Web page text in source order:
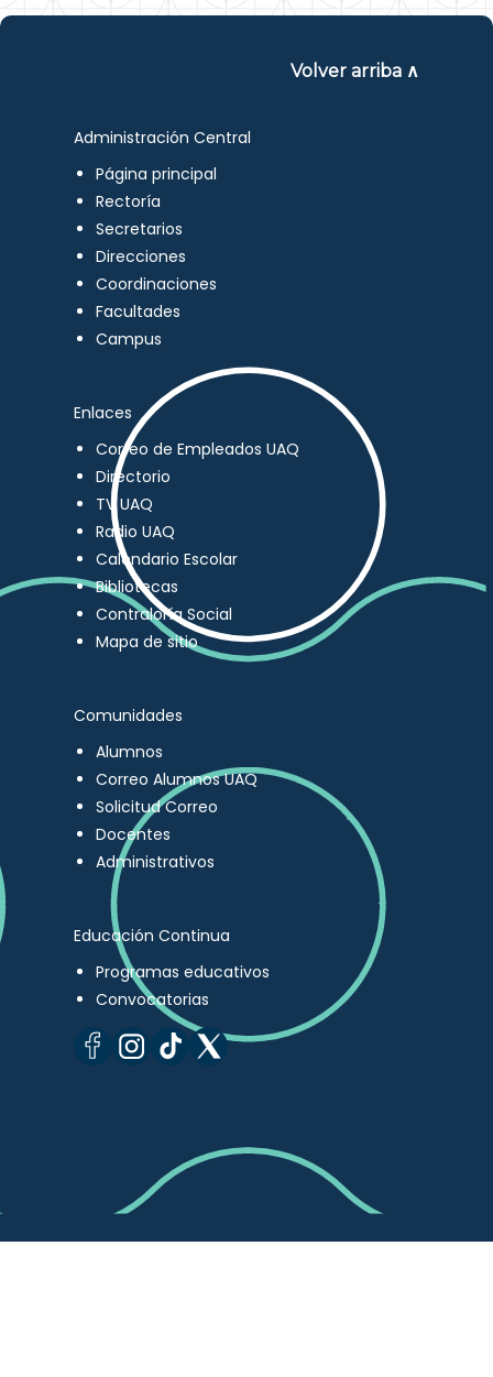
Volver arriba ∧
Administración Central
Página principal
Rectoría
Secretarios
Direcciones
Coordinaciones
Facultades
Campus
Enlaces
Correo de Empleados UAQ
Directorio
TV UAQ
Radio UAQ
Calendario Escolar
Bibliotecas
Contraloría Social
Mapa de sitio
Comunidades
Alumnos
Correo Alumnos UAQ
Solicitud Correo
Docentes
Administrativos
Educación Continua
Programas educativos
Convocatorias